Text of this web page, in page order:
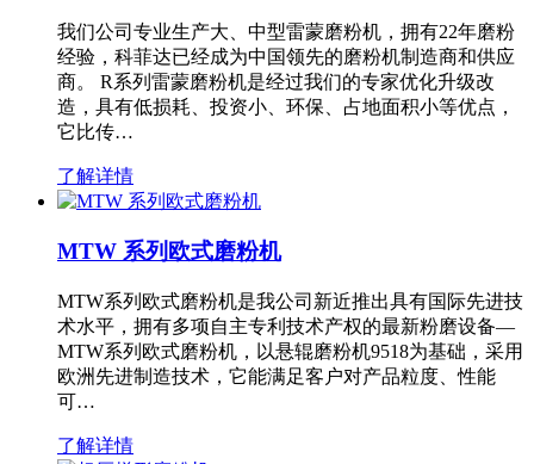
我们公司专业生产大、中型雷蒙磨粉机，拥有22年磨粉
经验，科菲达已经成为中国领先的磨粉机制造商和供应
商。 R系列雷蒙磨粉机是经过我们的专家优化升级改
造，具有低损耗、投资小、环保、占地面积小等优点，
它比传…
了解详情
MTW 系列欧式磨粉机
MTW系列欧式磨粉机是我公司新近推出具有国际先进技
术水平，拥有多项自主专利技术产权的最新粉磨设备—
MTW系列欧式磨粉机，以悬辊磨粉机9518为基础，采用
欧洲先进制造技术，它能满足客户对产品粒度、性能
可…
了解详情